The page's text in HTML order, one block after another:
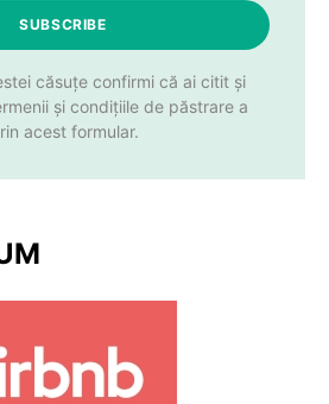
SUBSCRIBE
căsuțe confirmi că ai citit și
și condițiile de păstrare a
acest formular.